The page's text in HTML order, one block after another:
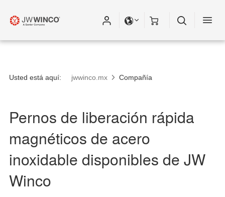
Usted está aquí: jwwinco.mx Compañía
Pernos de liberación rápida
magnéticos de acero
inoxidable disponibles de JW
Winco